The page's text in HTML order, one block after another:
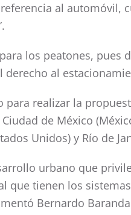
al
los peatones,
al
realizar la
de México
Unidos) y Río de
urbano que
que tienen los
Bernardo